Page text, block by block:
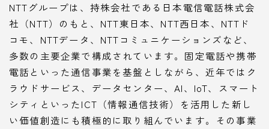
NTTグループは、持株会社である日本電信電話株式会
社（NTT）のもと、NTT東日本、NTT西日本、NTTド
コモ、NTTデータ、NTTコミュニケーションズなど、
多数の主要企業で構成されています。固定電話や携帯
電話といった通信事業を基盤としながら、近年ではク
ラウドサービス、データセンター、AI、IoT、スマート
シティといったICT（情報通信技術）を活用した新し
い価値創造にも積極的に取り組んでいます。その事業